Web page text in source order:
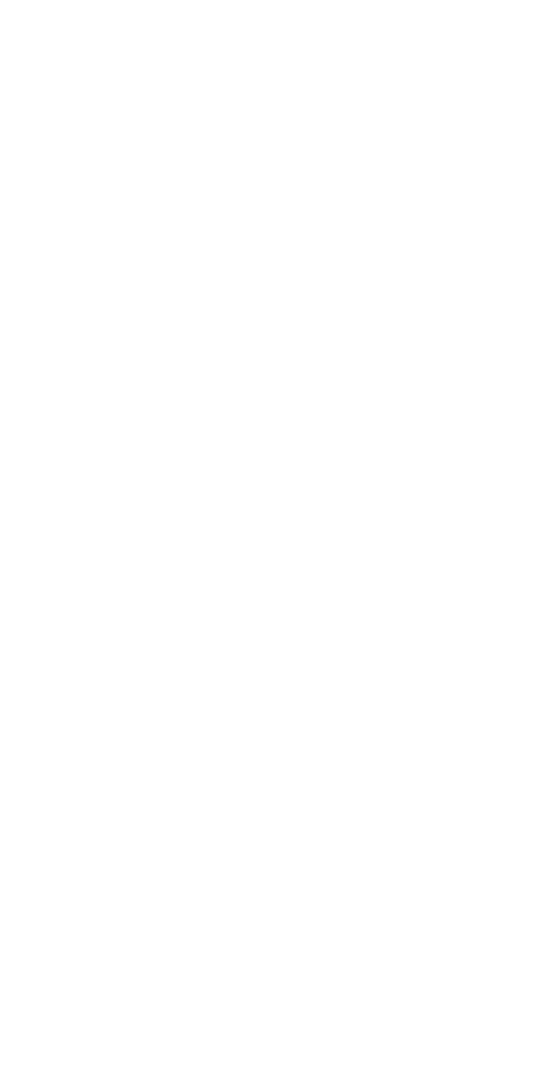
техник и медитаций (пассивных и активных), поэтому
занимает её малую часть. Многие техники
развить стрессоустойчивость и навыки замедления
Улучшить качество сна; • Укрепить физическое здоровье
напряжению, блокам и зажимам в теле. Мы мало
всех уровнях, для саморегуляции и самодисциплины.